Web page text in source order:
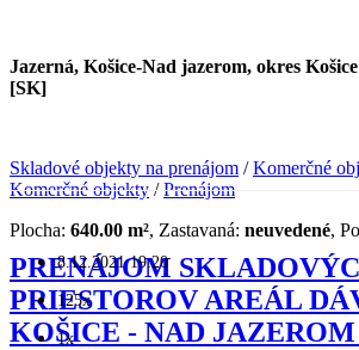
Jazerná, Košice-Nad jazerom, okres
[SK]
Skladové objekty na prenájom /Komerčné
Komerčné objekty /Prenájom
Plocha: 640.00 m², Zastavaná: neuvedené,
8.12.2021 19:20
125x
1x
PRENÁJOM
PRIESTOROV AREÁL
KOŠICE - NAD JAZEROM